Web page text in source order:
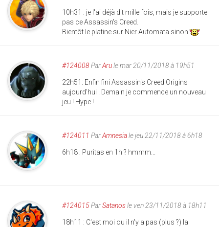
10h31 : je l'ai déjà dit mille fois, mais je supporte
pas ce Assassin's Creed.
Bientôt le platine sur Nier Automata sinon
#124008ParArule mar 20/11/2018 à 19h51
22h51: Enfin fini Assassin's Creed Origins
aujourd'hui ! Demain je commence un nouveau
jeu ! Hype !
#124011 ParAmnesiale jeu 22/11/2018 à 6h18
6h18 : Puritas en 1h ? hmmm...
#124015ParSatanosle ven 23/11/2018 à 18h11
18h11 : C'est moi ou il n'y a pas (plus ?) la